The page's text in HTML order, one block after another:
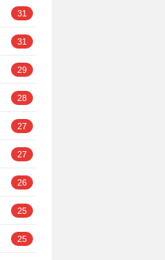
31
31
29
28
27
27
26
25
25